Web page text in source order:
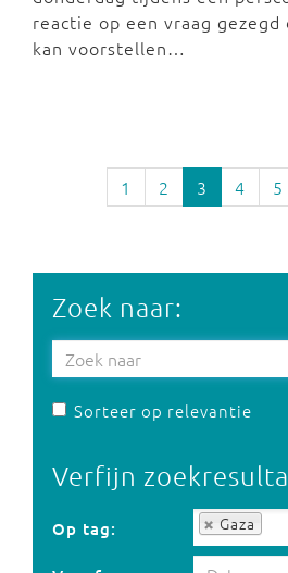
reactie op een vraag
kan voorstellen…
1 2 3 4 5
Zoek naar:
Sorteer op relevantie
Verfijn
Op tag: Gaza
Op tag: